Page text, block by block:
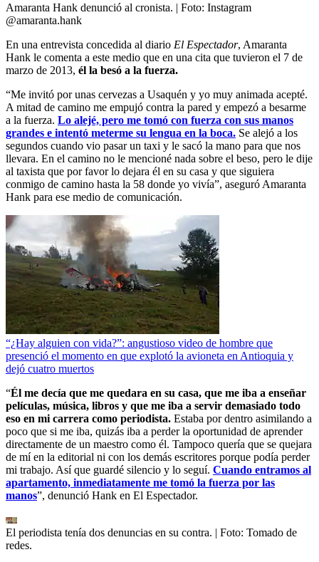
Amaranta Hank denunció al cronista. | Foto: Instagram
@amaranta.hank
En una entrevista concedida al diario El Espectador, Amaranta
Hank le comenta a este medio que en una cita que tuvieron el 7 de
marzo de 2013, él la besó a la fuerza.
“Me invitó por unas cervezas a Usaquén y yo muy animada acepté.
A mitad de camino me empujó contra la pared y empezó a besarme
a la fuerza. Lo alejé, pero me tomó con fuerza con sus manos
grandes e intentó meterme su lengua en la boca. Se alejó a los
segundos cuando vio pasar un taxi y le sacó la mano para que nos
llevara. En el camino no le mencioné nada sobre el beso, pero le dije
al taxista que por favor lo dejara él en su casa y que siguiera
conmigo de camino hasta la 58 donde yo vivía”, aseguró Amaranta
Hank para ese medio de comunicación.
“¿Hay alguien con vida?”: angustioso video de hombre que
presenció el momento en que explotó la avioneta en Antioquia y
dejó cuatro muertos
“Él me decía que me quedara en su casa, que me iba a enseñar
películas, música, libros y que me iba a servir demasiado todo
eso en mi carrera como periodista. Estaba por dentro asimilando a
poco que si me iba, quizás iba a perder la oportunidad de aprender
directamente de un maestro como él. Tampoco quería que se quejara
de mí en la editorial ni con los demás escritores porque podía perder
mi trabajo. Así que guardé silencio y lo seguí. Cuando entramos al
apartamento, inmediatamente me tomó la fuerza por las
manos”, denunció Hank en El Espectador.
El periodista tenía dos denuncias en su contra. | Foto: Tomado de
redes.